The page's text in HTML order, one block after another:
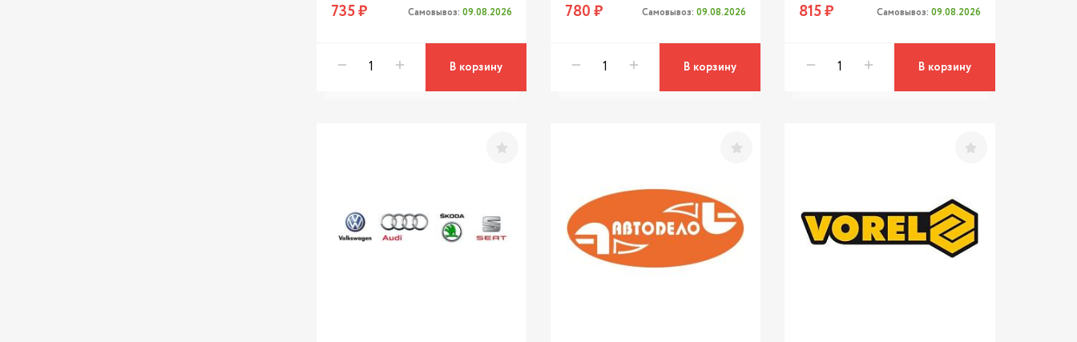
735 ₽ Самовывоз: 09.08.2026
В корзину
780 ₽ Самовывоз:09.08.2026
В корзину
815 ₽ Самовывоз: 09.08.2026
В корзину